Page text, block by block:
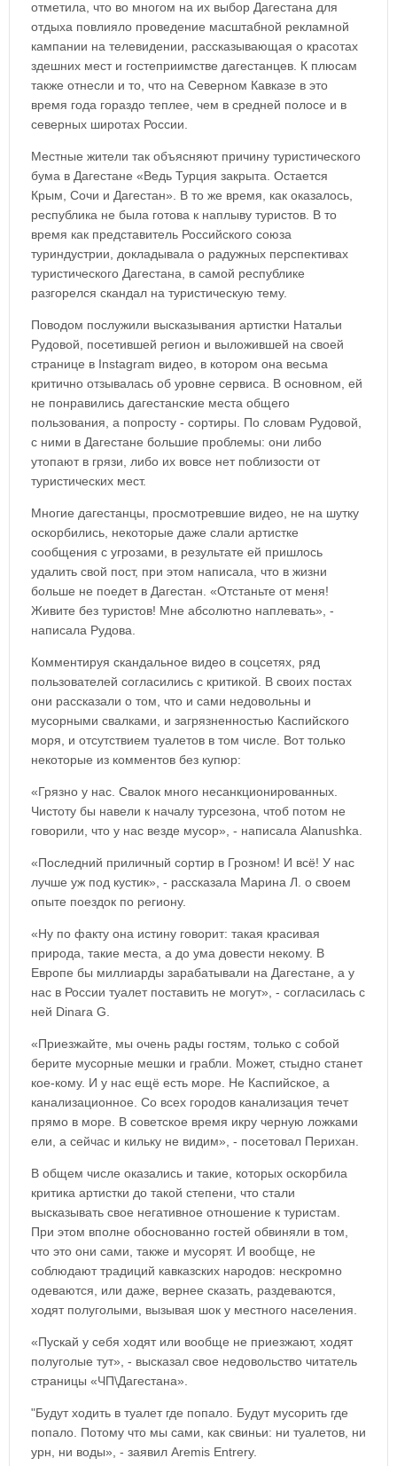
отметила, что во многом на их выбор Дагестана для
отдыха повлияло проведение масштабной рекламной
кампании на телевидении, рассказывающая о красотах
здешних мест и гостеприимстве дагестанцев. К плюсам
также отнесли и то, что на Северном Кавказе в это
время года гораздо теплее, чем в средней полосе и в
северных широтах России.
Местные жители так объясняют причину туристического
бума в Дагестане «Ведь Турция закрыта. Остается
Крым, Сочи и Дагестан». В то же время, как оказалось,
республика не была готова к наплыву туристов. В то
время как представитель Российского союза
туриндустрии, докладывала о радужных перспективах
туристического Дагестана, в самой республике
разгорелся скандал на туристическую тему.
Поводом послужили высказывания артистки Натальи
Рудовой, посетившей регион и выложившей на своей
странице в Instagram видео, в котором она весьма
критично отзывалась об уровне сервиса. В основном, ей
не понравились дагестанские места общего
пользования, а попросту - сортиры. По словам Рудовой,
с ними в Дагестане большие проблемы: они либо
утопают в грязи, либо их вовсе нет поблизости от
туристических мест.
Многие дагестанцы, просмотревшие видео, не на шутку
оскорбились, некоторые даже слали артистке
сообщения с угрозами, в результате ей пришлось
удалить свой пост, при этом написала, что в жизни
больше не поедет в Дагестан. «Отстаньте от меня!
Живите без туристов! Мне абсолютно наплевать», -
написала Рудова.
Комментируя скандальное видео в соцсетях, ряд
пользователей согласились с критикой. В своих постах
они рассказали о том, что и сами недовольны и
мусорными свалками, и загрязненностью Каспийского
моря, и отсутствием туалетов в том числе. Вот только
некоторые из комментов без купюр:
«Грязно у нас. Свалок много несанкционированных.
Чистоту бы навели к началу турсезона, чтоб потом не
говорили, что у нас везде мусор», - написала Alanushka.
«Последний приличный сортир в Грозном! И всё! У нас
лучше уж под кустик», - рассказала Марина Л. о своем
опыте поездок по региону.
«Ну по факту она истину говорит: такая красивая
природа, такие места, а до ума довести некому. В
Европе бы миллиарды зарабатывали на Дагестане, а у
нас в России туалет поставить не могут», - согласилась с
ней Dinara G.
«Приезжайте, мы очень рады гостям, только с собой
берите мусорные мешки и грабли. Может, стыдно станет
кое-кому. И у нас ещё есть море. Не Каспийское, а
канализационное. Со всех городов канализация течет
прямо в море. В советское время икру черную ложками
ели, а сейчас и кильку не видим», - посетовал Перихан.
В общем числе оказались и такие, которых оскорбила
критика артистки до такой степени, что стали
высказывать свое негативное отношение к туристам.
При этом вполне обоснованно гостей обвиняли в том,
что это они сами, также и мусорят. И вообще, не
соблюдают традиций кавказских народов: нескромно
одеваются, или даже, вернее сказать, раздеваются,
ходят полуголыми, вызывая шок у местного населения.
«Пускай у себя ходят или вообще не приезжают, ходят
полуголые тут», - высказал свое недовольство читатель
страницы «ЧП\Дагестана».
"Будут ходить в туалет где попало. Будут мусорить где
попало. Потому что мы сами, как свиньи: ни туалетов, ни
урн, ни воды», - заявил Aremis Entrery.